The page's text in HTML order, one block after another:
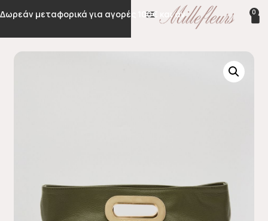
Δωρεάν μεταφορικά για αγορές 100€ και άνω 0